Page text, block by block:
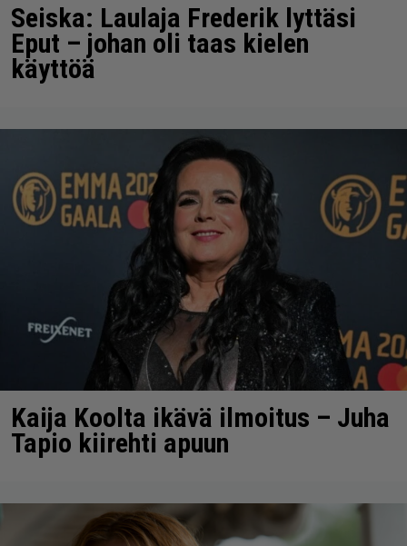
Seiska: Laulaja Frederik lyttäsi
Eput – johan oli taas kielen
käyttöä
Kaija Koolta ikävä ilmoitus – Juha
Tapio kiirehti apuun